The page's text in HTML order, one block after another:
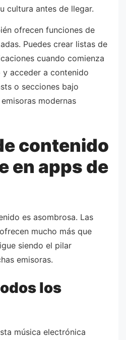
cultura antes de llegar.
ofrecen funciones de
Puedes crear listas de
cuando comienza
acceder a contenido
o secciones bajo
modernas
contenido
en apps de
es asombrosa. Las
mucho más que
siendo el pilar
emisoras.
los
música electrónica